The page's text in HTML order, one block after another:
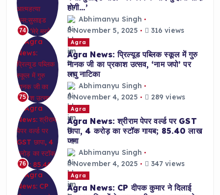
74
होगी…’
Abhimanyu Singh
November 5, 2025
316 views
75
Agra
Agra News: प्रिल्यूड पब्लिक स्कूल में गुरु
नानक जी का प्रकाश उत्सव, ‘नाम जपो’ पर
लघु नाटिका
Abhimanyu Singh
November 4, 2025
289 views
76
Agra
Agra News: श्रीराम पेपर वर्ल्ड पर GST
छापा, 4 करोड़ का स्टॉक गायब; 85.40 लाख
जमा
Abhimanyu Singh
November 4, 2025
347 views
Agra
Agra News: CP दीपक कुमार ने दिलाई